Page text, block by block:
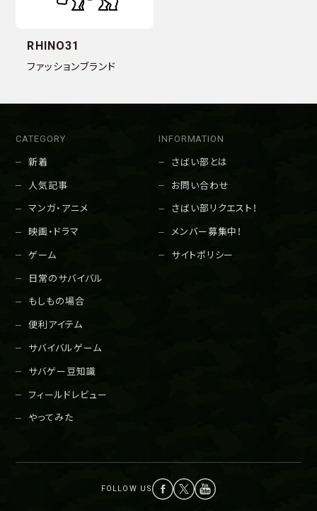
RHINO31
ファッションブランド
CATEGORY
新着
人気記事
マンガ・アニメ
映画・ドラマ
ゲーム
日常のサバイバル
もしもの場合
便利アイテム
サバイバルゲーム
サバゲー豆知識
フィールドレビュー
やってみた
INFORMATION
さばい部とは
お問い合わせ
さばい部リクエスト！
メンバー募集中！
サイトポリシー